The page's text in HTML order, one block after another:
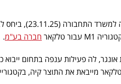
הממונה על התחרות
חברה בע"מ.
לה פעילות ענפה בתחום ייבוא